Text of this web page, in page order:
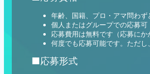
年齢、国籍、プロ・アマ問わ
個人またはグループでの応募可
応募費用は無料です（応募にか
何度でも応募可能です。ただ
■応募形式